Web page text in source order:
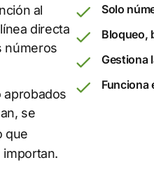
al
directa
números
aprobados
se
que
Solo
Bloqueo,
Gestiona
Funciona